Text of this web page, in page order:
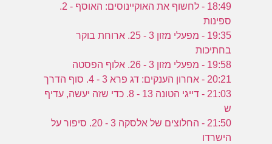
18:49 - לחשוף את האוקיינוסים: האוסף - 2.
ספינות
19:35 - מפעלי מזון 3 - 25. ארוחת בוקר
בחתיכות
19:58 - מפעלי מזון 3 - 26. אלוף הפסטה
20:21 - אחרון הענקים: דג פרא 3 - 4. סוף הדרך
21:03 - דייגי הטונה 13 - 8. כדי שזה יעשה, עדיף
ש
21:50 - החלוצים של אלסקה 3 - 20. סיפור על
הישרדו